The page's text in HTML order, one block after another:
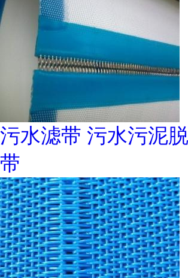
污水滤带 污水污泥
带